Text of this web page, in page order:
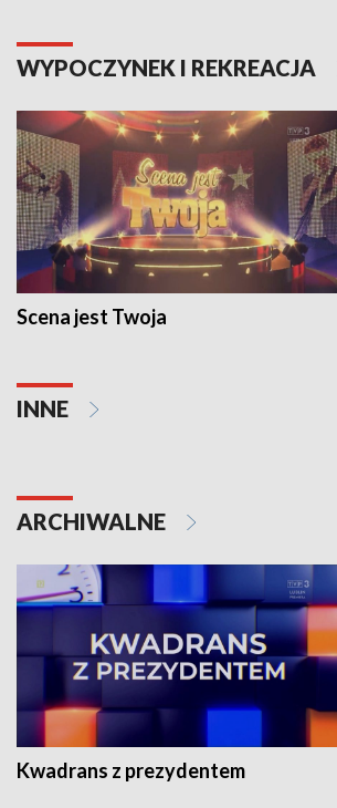
WYPOCZYNEK I REKREACJA
Scena jest Twoja
INNE
ARCHIWALNE
Kwadrans z prezydentem